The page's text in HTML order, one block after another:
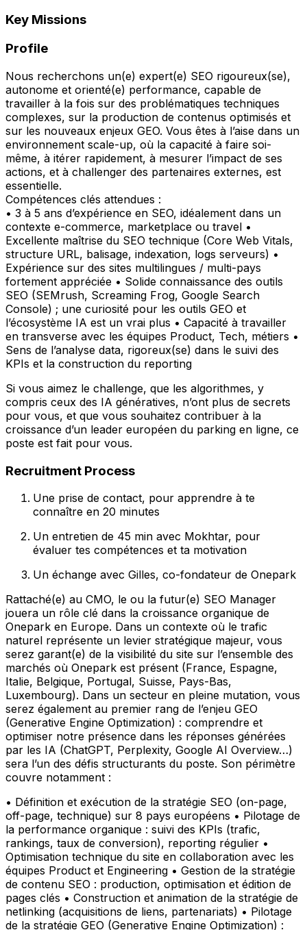
Key Missions
Profile
Nous recherchons un(e) expert(e) SEO rigoureux(se),
autonome et orienté(e) performance, capable de
travailler à la fois sur des problématiques techniques
complexes, sur la production de contenus optimisés et
sur les nouveaux enjeux GEO. Vous êtes à l’aise dans un
environnement scale-up, où la capacité à faire soi-
même, à itérer rapidement, à mesurer l’impact de ses
actions, et à challenger des partenaires externes, est
essentielle.
Compétences clés attendues :
• 3 à 5 ans d’expérience en SEO, idéalement dans un
contexte e-commerce, marketplace ou travel •
Excellente maîtrise du SEO technique (Core Web Vitals,
structure URL, balisage, indexation, logs serveurs) •
Expérience sur des sites multilingues / multi-pays
fortement appréciée • Solide connaissance des outils
SEO (SEMrush, Screaming Frog, Google Search
Console) ; une curiosité pour les outils GEO et
l’écosystème IA est un vrai plus • Capacité à travailler
en transverse avec les équipes Product, Tech, métiers •
Sens de l’analyse data, rigoreux(se) dans le suivi des
KPIs et la construction du reporting
Si vous aimez le challenge, que les algorithmes, y
compris ceux des IA génératives, n’ont plus de secrets
pour vous, et que vous souhaitez contribuer à la
croissance d’un leader européen du parking en ligne, ce
poste est fait pour vous.
Recruitment Process
Une prise de contact, pour apprendre à te
connaître en 20 minutes
Un entretien de 45 min avec Mokhtar, pour
évaluer tes compétences et ta motivation
Un échange avec Gilles, co-fondateur de Onepark
Rattaché(e) au CMO, le ou la futur(e) SEO Manager
jouera un rôle clé dans la croissance organique de
Onepark en Europe. Dans un contexte où le trafic
naturel représente un levier stratégique majeur, vous
serez garant(e) de la visibilité du site sur l’ensemble des
marchés où Onepark est présent (France, Espagne,
Italie, Belgique, Portugal, Suisse, Pays-Bas,
Luxembourg). Dans un secteur en pleine mutation, vous
serez également au premier rang de l’enjeu GEO
(Generative Engine Optimization) : comprendre et
optimiser notre présence dans les réponses générées
par les IA (ChatGPT, Perplexity, Google AI Overview…)
sera l’un des défis structurants du poste. Son périmètre
couvre notamment :
• Définition et exécution de la stratégie SEO (on-page,
off-page, technique) sur 8 pays européens • Pilotage de
la performance organique : suivi des KPIs (trafic,
rankings, taux de conversion), reporting régulier •
Optimisation technique du site en collaboration avec les
équipes Product et Engineering • Gestion de la stratégie
de contenu SEO : production, optimisation et édition de
pages clés • Construction et animation de la stratégie de
netlinking (acquisitions de liens, partenariats) • Pilotage
de la stratégie GEO (Generative Engine Optimization) :